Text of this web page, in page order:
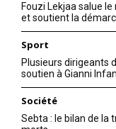
Fouzi Lekjaa salue
et soutient la
Sport
Plusieurs dirigeants
soutien à Gianni
Société
Sebta : le bilan de la